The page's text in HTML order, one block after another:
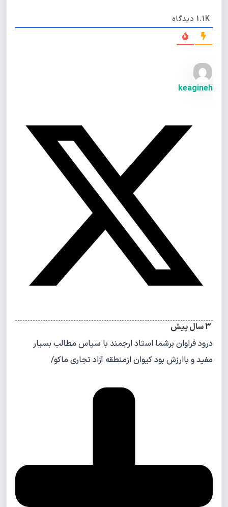
1.1K دیدگاه
keagineh
درود فراوان برشما استاد ارجمند با سپاس مطالب بسیار
مفید و باارزش بود کیوان ازمنطقه آزاد تجاری ماکو/